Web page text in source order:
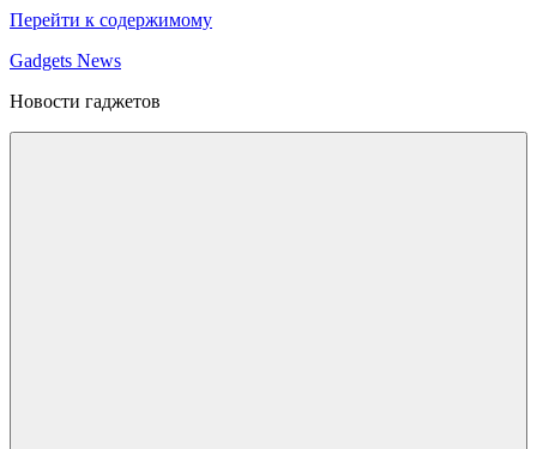
Перейти к содержимому
Gadgets News
Новости гаджетов